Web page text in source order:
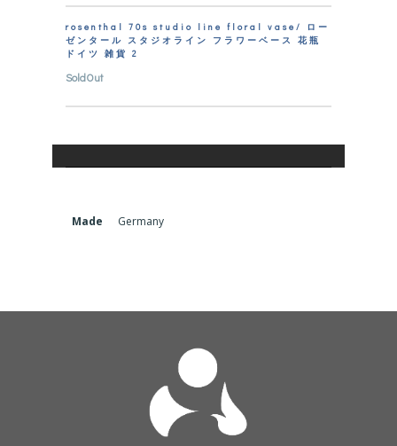
rosenthal 70s studio line floral vase/ ロー
ゼンタール スタジオライン フラワーベース 花瓶
ドイツ 雑貨 2
SoldOut
Made Germany